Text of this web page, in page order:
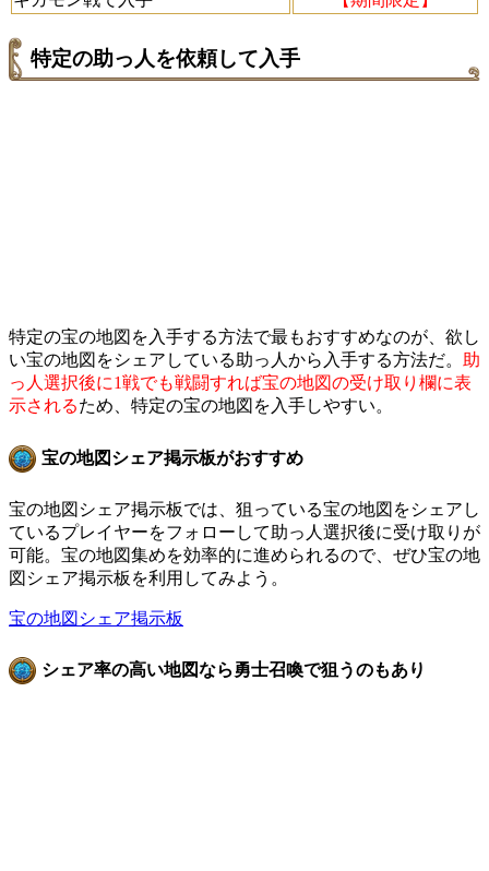
特定の助っ人を依頼して入手
特定の宝の地図を入手する方法で最もおすすめなのが、欲し
い宝の地図をシェアしている助っ人から入手する方法だ。
助
っ人選択後に1戦でも戦闘すれば宝の地図の受け取り欄に表
示されるため、特定の宝の地図を入手しやすい。
宝の地図シェア掲示板がおすすめ
宝の地図シェア掲示板では、狙っている宝の地図をシェアし
ているプレイヤーをフォローして助っ人選択後に受け取りが
可能。宝の地図集めを効率的に進められるので、ぜひ宝の地
図シェア掲示板を利用してみよう。
宝の地図シェア掲示板
シェア率の高い地図なら勇士召喚で狙うのもあり